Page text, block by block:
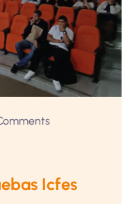
Icfes